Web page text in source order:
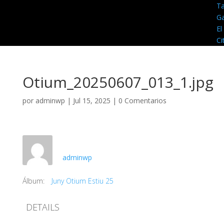
El
Otium_20250607_013_1.jpg
por adminwp | Jul 15, 2025 | 0 Comentarios
adminwp
Álbum: Juny Otium Estiu 25
DETAILS